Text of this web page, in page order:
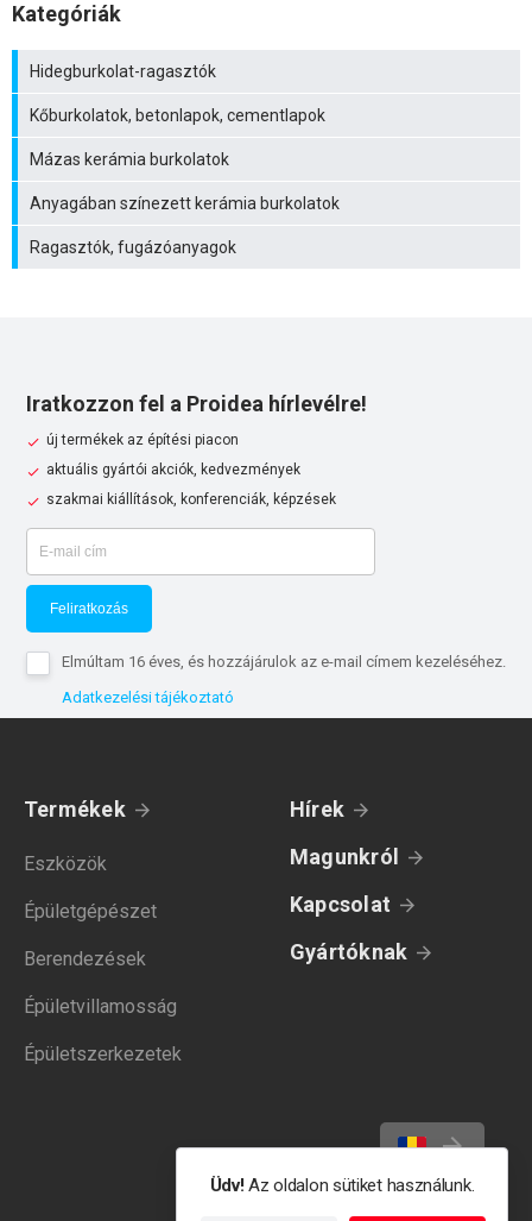
Kategóriák
Hidegburkolat-ragasztók
Kőburkolatok, betonlapok, cementlapok
Mázas kerámia burkolatok
Anyagában színezett kerámia burkolatok
Ragasztók, fugázóanyagok
Iratkozzon fel a Proidea hírlevélre!
új termékek az építési piacon
aktuális gyártói akciók, kedvezmények
szakmai kiállítások, konferenciák, képzések
Feliratkozás
Elmúltam 16 éves, és hozzájárulok az e-mail címem kezeléséhez.
Adatkezelési tájékoztató
Termékek
Eszközök
Épületgépészet
Berendezések
Épületvillamosság
Épületszerkezetek
Hírek
Magunkról
Kapcsolat
Gyártóknak
Üdv!Az oldalon sütiket használunk.